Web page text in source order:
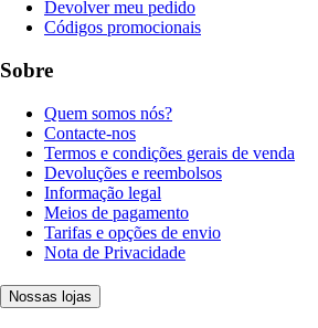
Devolver meu pedido
Códigos promocionais
Sobre
Quem somos nós?
Contacte-nos
Termos e condições gerais de venda
Devoluções e reembolsos
Informação legal
Meios de pagamento
Tarifas e opções de envio
Nota de Privacidade
Nossas lojas